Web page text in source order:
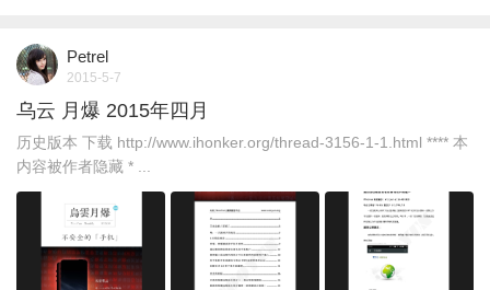
Petrel
2015-5-7
乌云 月爆 2015年四月
历史版本 下载 http://www.ihonker.org/thread-3156-1-1.html **** 本
内容被作者隐藏 * ...